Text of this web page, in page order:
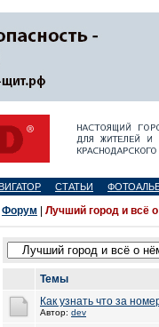
СТАТЬИ
Форум Лучший город и всё
Темы
Как узнать что за
Автор: dev